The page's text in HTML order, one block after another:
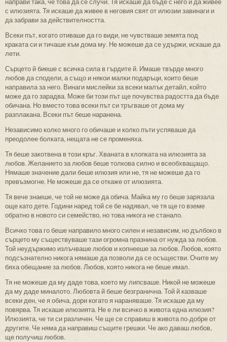
с илюзията. Тя искаше да живее в неговия свят от илюзии завинаги и
да забрави за действителността.
Всеки път, когато отиваше да го види, не чувстваше земята под
краката си и тичаше към дома му. Не можеше да се удържи, искаше да
лети.
Сърцето й биеше с всичка сила в гърдите й. Имаше твърде много
любов да сподели, а също и някои малки подаръци, които беше
направила за него. Винаги мислейки за всеки малък детайл, който
може да го зарадва. Може би този път ще почувства радостта да бъде
обичана. Но вместо това всеки път си тръгваше от дома му
разплакана. Всеки път беше наранена.
Независимо колко много го обичаше и колко пъти успяваше да
преодолее болката, нещата не се променяха.
Тя беше закотвена в този кръг. Хваната в клопката на илюзията за
любов. Желанието за любов беше толкова силно и всеобхващащо.
Нямаше значение дали беше илюзия или не, тя не можеше да го
превъзмогне. Не можеше да се откаже от илюзията.
Тя вече знаеше, че той не може да обича. Майка му го беше зарязала
още като дете. Години наред той се бе надявал, че тя ще го вземе
обратно в новото си семейство, но това никога не станало.
Всичко това го беше направило много силен и независим, но дълбоко в
сърцето му съществуваше тази огромна празнина от нужда за любов.
Той неудържимо излъчваше любов и копнееше за любов. Любов, която
подсъзнателно никога нямаше да позволи да се осъществи. Очите му
бяха обещание за любов. Любов, която никога не беше имал.
Тя не можеше да му даде това, което му липсваше. Никой не можеше
да му даде миналото. Любовта й беше безгранична. Той й казваше
всеки ден, че я обича, дори когато я нараняваше. Тя искаше да му
повярва. Тя искаше илюзията. Не е ли всичко в живота една илюзия?
Илюзията, че ти си различен. Че ще се справиш в живота по-добре от
другите. Че няма да направиш същите грешки. Че ако даваш любов,
ще получиш любов.